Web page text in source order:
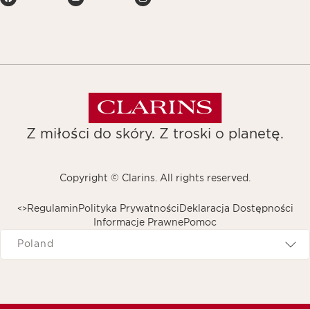
Z miłości do skóry. Z troski o planetę.
Copyright © Clarins. All rights reserved.
Regulamin Polityka Prywatności Deklaracja Dostępności
<
Informacje Prawne
>
Pomoc
Navigates to
Poland